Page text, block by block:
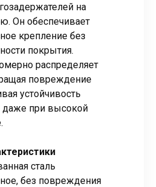
на
Он обеспечивает
крепление без
покрытия.
распределяет
повреждение
устойчивость
даже при высокой
сталь
без повреждения